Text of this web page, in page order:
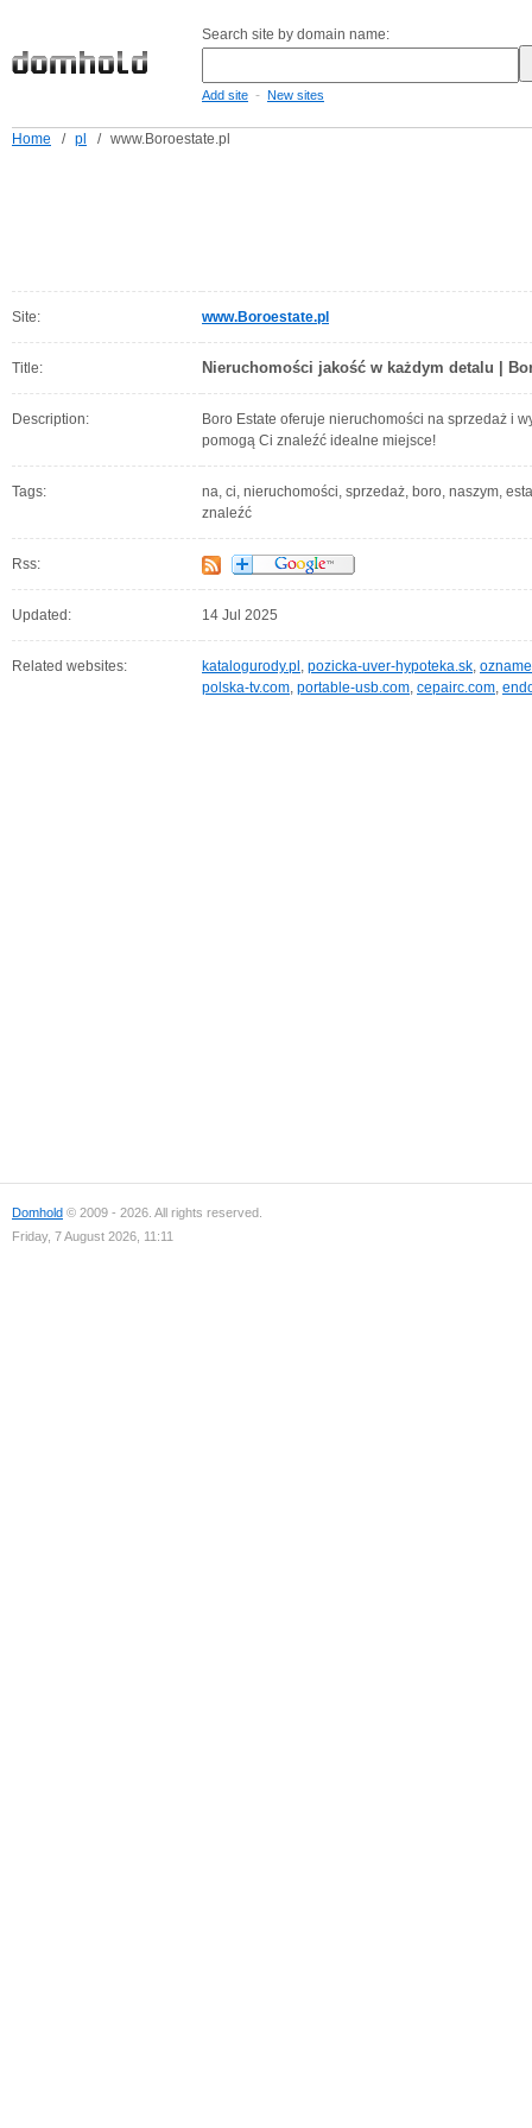
Search site by domain name:
Add site - New sites
Home / pl / www.Boroestate.pl
Site: www.Boroestate.pl
Title: Nieruchomości jakość w każdym detalu |
Description:
Boro Estate oferuje nieruchomości na sprzedaż i
pomogą Ci znaleźć idealne miejsce!
Tags:
na, ci, nieruchomości, sprzedaż, boro, naszym,
znaleźć
Rss:
Updated: 14 Jul 2025
Related websites: katalogurody.pl , pozicka-uver-hypoteka.sk,
polska-tv.com, portable-usb.com, cepairc.com,
Domhold © 2009 - 2026. All rights reserved.
Friday, 7 August 2026, 11:11